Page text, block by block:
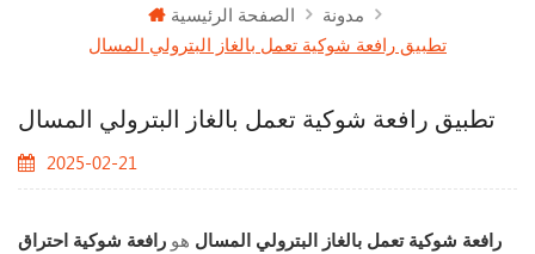
الصفحة الرئيسية
مدونة
تطبيق رافعة شوكية تعمل بالغاز البترولي المسال
تطبيق رافعة شوكية تعمل بالغاز البترولي المسال
2025-02-21
رافعة شوكية تعمل بالغاز البترولي المسال هو رافعة شوكية احتراق